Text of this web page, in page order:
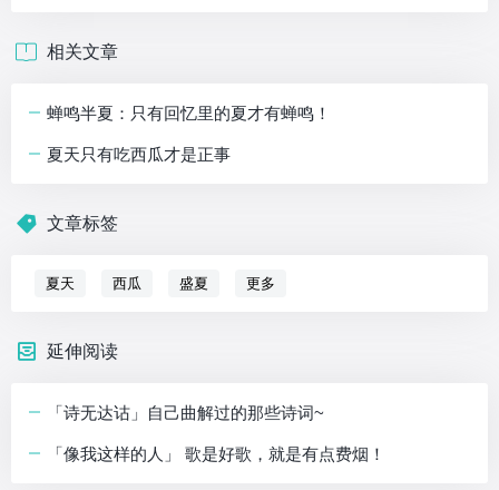
相关文章
蝉鸣半夏：只有回忆里的夏才有蝉鸣！
夏天只有吃西瓜才是正事
文章标签
夏天 西瓜 盛夏 更多
延伸阅读
「诗无达诂」自己曲解过的那些诗词~
「像我这样的人」 歌是好歌，就是有点费烟！